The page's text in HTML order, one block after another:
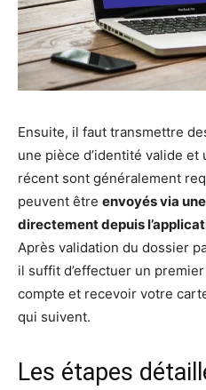
Ensuite, il faut transmettre
une pièce d’identité valide
récent sont généralement
peuvent être envoyés via
directement depuis
Après validation du dossier
il suffit d’effectuer un
compte et recevoir votre
qui suivent.
Les étapes